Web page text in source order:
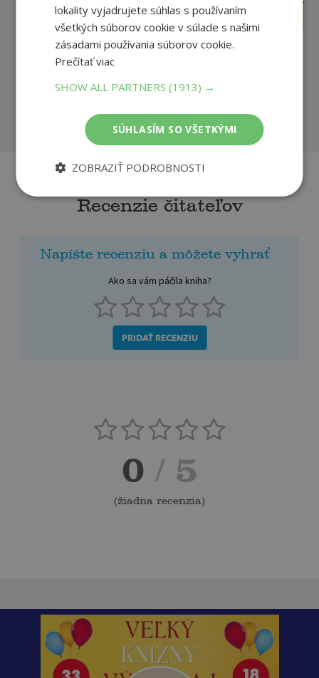
9,45€
Mimi a Líza: Tmy sa
nemusíš báť
Pennypackerová Sara
Na sklade
Recenzie čitateľov
Napíšte recenziu a môžete vyhrať
Ako sa vám páčila kniha?
PRIDAŤ RECENZIU
0 / 5
(žiadna recenzia)
lokality vyjadrujete súhlas s používaním
všetkých súborov cookie v súlade s našimi
zásadami používania súborov cookie.
Prečítať viac
SHOW ALL PARTNERS(1913) →
SÚHLASÍM SO VŠETKÝMI
ZOBRAZIŤ PODROBNOSTI